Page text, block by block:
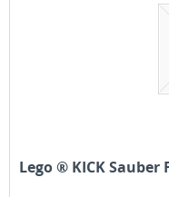
Lego ® KICK Sauber